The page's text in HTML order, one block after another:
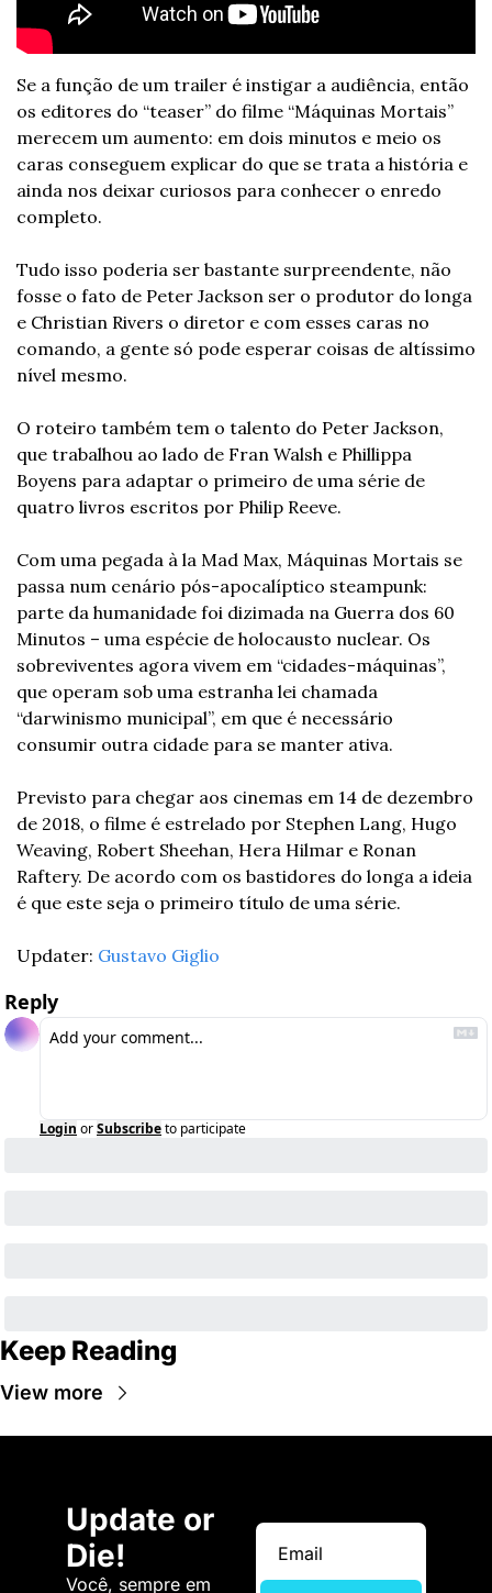
Se a função de um trailer é instigar a audiência, então
os editores do “teaser” do filme “Máquinas Mortais”
merecem um aumento: em dois minutos e meio os
caras conseguem explicar do que se trata a história e
ainda nos deixar curiosos para conhecer o enredo
completo.
Tudo isso poderia ser bastante surpreendente, não
fosse o fato de Peter Jackson ser o produtor do longa
e Christian Rivers o diretor e com esses caras no
comando, a gente só pode esperar coisas de altíssimo
nível mesmo.
O roteiro também tem o talento do Peter Jackson,
que trabalhou ao lado de Fran Walsh e Phillippa
Boyens para adaptar o primeiro de uma série de
quatro livros escritos por Philip Reeve.
Com uma pegada à la Mad Max, Máquinas Mortais se
passa num cenário pós-apocalíptico steampunk:
parte da humanidade foi dizimada na Guerra dos 60
Minutos – uma espécie de holocausto nuclear. Os
sobreviventes agora vivem em “cidades-máquinas”,
que operam sob uma estranha lei chamada
“darwinismo municipal”, em que é necessário
consumir outra cidade para se manter ativa.
Previsto para chegar aos cinemas em 14 de dezembro
de 2018, o filme é estrelado por Stephen Lang, Hugo
Weaving, Robert Sheehan, Hera Hilmar e Ronan
Raftery. De acordo com os bastidores do longa a ideia
é que este seja o primeiro título de uma série.
Updater: Gustavo Giglio
Reply
Login orSubscribeto participate
Keep Reading
View more
Update or
Die!
Você, sempre em